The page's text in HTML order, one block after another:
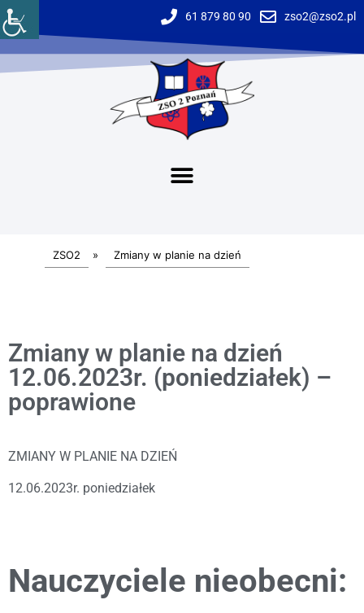
61 879 80 90 zso2@zso2.pl
ZSO2 » Zmiany w planie na dzień
Zmiany w planie na dzień
12.06.2023r. (poniedziałek) –
poprawione
ZMIANY W PLANIE NA DZIEŃ
12.06.2023r. poniedziałek
Nauczyciele nieobecni: